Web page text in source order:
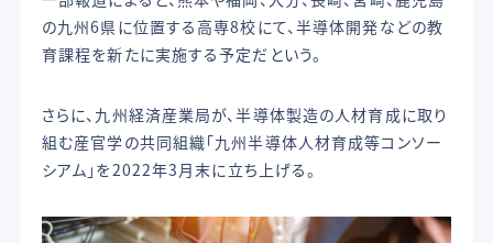
の九州6県に位置する高専8校にて、半導体開発などの教
育課程を新たに実施する予定だという。
さらに、九州経済産業局が、半導体製造の人材育成に取り
組む産官学の共同組織「九州半導体人材育成等コンソー
シアム」を2022年3月末に立ち上げる。